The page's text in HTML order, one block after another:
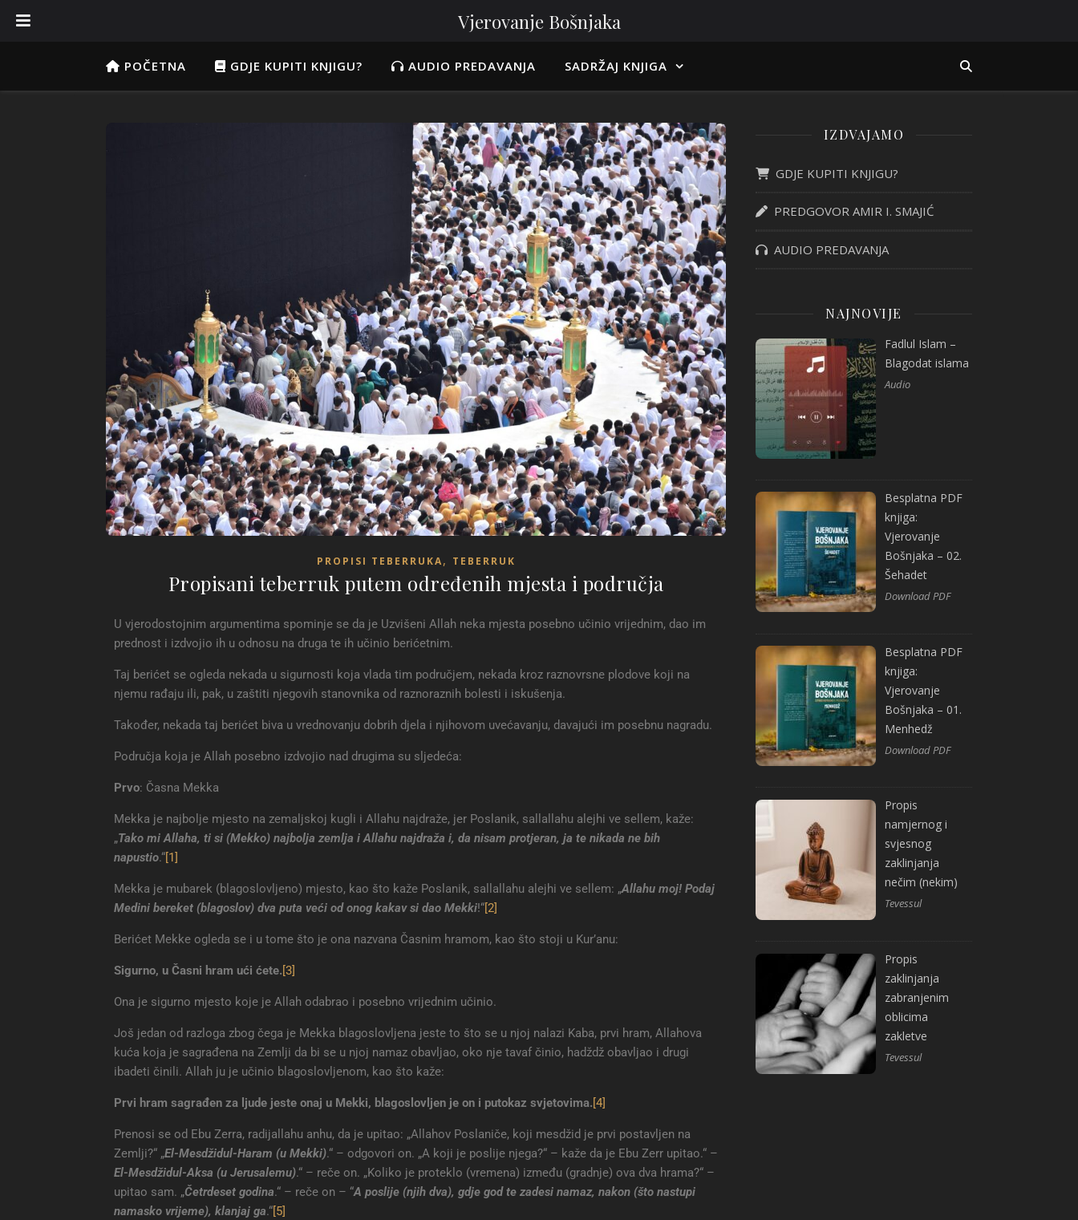
Vjerovanje Bošnjaka
POČETNA GDJE KUPITI KNJIGU? AUDIO PREDAVANJA SADRŽAJ KNJIGA
PROPISI TEBERRUKA, TEBERRUK
Propisani teberruk putem određenih mjesta i područja
U vjerodostojnim argumentima spominje se da je Uzvišeni Allah neka mjesta posebno učinio vrijednim, dao im
prednost i izdvojio ih u odnosu na druga te ih učinio berićetnim.
Taj berićet se ogleda nekada u sigurnosti koja vlada tim područjem, nekada kroz raznovrsne plodove koji na
njemu rađaju ili, pak, u zaštiti njegovih stanovnika od raznoraznih bolesti i iskušenja.
Također, nekada taj berićet biva u vrednovanju dobrih djela i njihovom uvećavanju, davajući im posebnu nagradu.
Područja koja je Allah posebno izdvojio nad drugima su sljedeća:
Prvo: Časna Mekka
Mekka je najbolje mjesto na zemaljskoj kugli i Allahu najdraže, jer Poslanik, sallallahu alejhi ve sellem, kaže:
„Tako mi Allaha, ti si (Mekko) najbolja zemlja i Allahu najdraža i, da nisam protjeran, ja te nikada ne bih
napustio.“ [1]
Mekka je mubarek (blagoslovljeno) mjesto, kao što kaže Poslanik, sallallahu alejhi ve sellem: „Allahu moj! Podaj
Medini bereket (blagoslov) dva puta veći od onog kakav si dao Mekki!“ [2]
Berićet Mekke ogleda se i u tome što je ona nazvana Časnim hramom, kao što stoji u Kur’anu:
Sigurno, u Časni hram ući ćete. [3]
Ona je sigurno mjesto koje je Allah odabrao i posebno vrijednim učinio.
Još jedan od razloga zbog čega je Mekka blagoslovljena jeste to što se u njoj nalazi Kaba, prvi hram, Allahova
kuća koja je sagrađena na Zemlji da bi se u njoj namaz obavljao, oko nje tavaf činio, hadždž obavljao i drugi
ibadeti činili. Allah ju je učinio blagoslovljenom, kao što kaže:
Prvi hram sagrađen za ljude jeste onaj u Mekki, blagoslovljen je on i putokaz svjetovima. [4]
Prenosi se od Ebu Zerra, radijallahu anhu, da je upitao: „Allahov Poslaniče, koji mesdžid je prvi postavljen na
Zemlji?“ „El-Mesdžidul-Haram (u Mekki).“ – odgovori on. „A koji je poslije njega?“ – kaže da je Ebu Zerr upitao.“ –
El-Mesdžidul-Aksa (u Jerusalemu).“ – reče on. „Koliko je proteklo (vremena) između (gradnje) ova dva hrama?“ –
upitao sam. „Četrdeset godina.“ – reče on – “A poslije (njih dva), gdje god te zadesi namaz, nakon (što nastupi
namasko vrijeme), klanjaj ga.“ [5]
IZDVAJAMO
GDJE KUPITI KNJIGU?
PREDGOVOR AMIR I. SMAJIĆ
AUDIO PREDAVANJA
NAJNOVIJE
Fadlul Islam –
Blagodat islama
Audio
Besplatna PDF
knjiga:
Vjerovanje
Bošnjaka – 02.
Šehadet
Download PDF
Besplatna PDF
knjiga:
Vjerovanje
Bošnjaka – 01.
Menhedž
Download PDF
Propis
namjernog i
svjesnog
zaklinjanja
nečim (nekim)
Tevessul
Propis
zaklinjanja
zabranjenim
oblicima
zakletve
Tevessul